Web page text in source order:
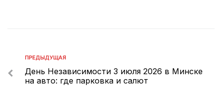
ПРЕДЫДУЩАЯ
День Независимости 3 июля 2026 в Минске
на авто: где парковка и салют